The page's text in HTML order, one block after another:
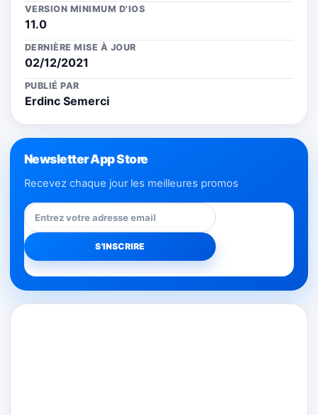
VERSION MINIMUM D'IOS
11.0
DERNIÈRE MISE À JOUR
02/12/2021
PUBLIÉ PAR
Erdinc Semerci
Newsletter App Store
Recevez chaque jour les meilleures promos